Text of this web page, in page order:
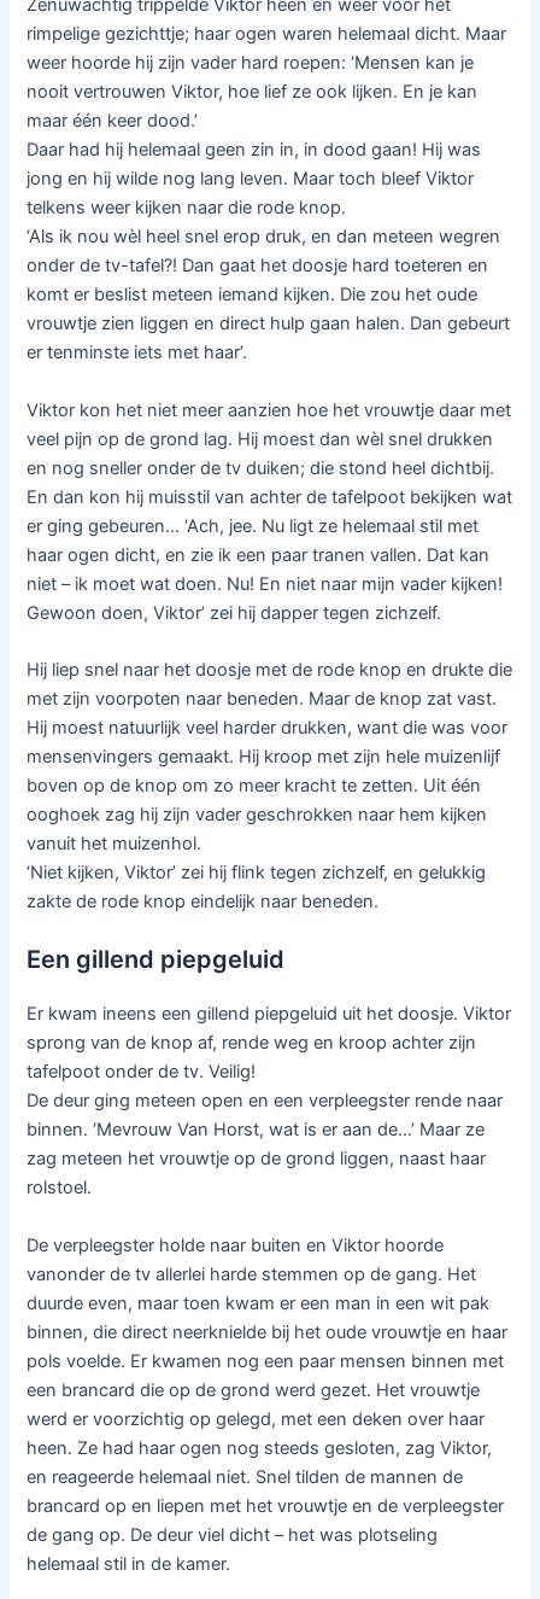
Zenuwachtig trippelde Viktor heen en weer voor het
rimpelige gezichttje; haar ogen waren helemaal dicht. Maar
weer hoorde hij zijn vader hard roepen: ‘Mensen kan je
nooit vertrouwen Viktor, hoe lief ze ook lijken. En je kan
maar één keer dood.’
Daar had hij helemaal geen zin in, in dood gaan! Hij was
jong en hij wilde nog lang leven. Maar toch bleef Viktor
telkens weer kijken naar die rode knop.
‘Als ik nou wèl heel snel erop druk, en dan meteen wegren
onder de tv-tafel?! Dan gaat het doosje hard toeteren en
komt er beslist meteen iemand kijken. Die zou het oude
vrouwtje zien liggen en direct hulp gaan halen. Dan gebeurt
er tenminste iets met haar’.
Viktor kon het niet meer aanzien hoe het vrouwtje daar met
veel pijn op de grond lag. Hij moest dan wèl snel drukken
en nog sneller onder de tv duiken; die stond heel dichtbij.
En dan kon hij muisstil van achter de tafelpoot bekijken wat
er ging gebeuren… ‘Ach, jee. Nu ligt ze helemaal stil met
haar ogen dicht, en zie ik een paar tranen vallen. Dat kan
niet – ik moet wat doen. Nu! En niet naar mijn vader kijken!
Gewoon doen, Viktor’ zei hij dapper tegen zichzelf.
Hij liep snel naar het doosje met de rode knop en drukte die
met zijn voorpoten naar beneden. Maar de knop zat vast.
Hij moest natuurlijk veel harder drukken, want die was voor
mensenvingers gemaakt. Hij kroop met zijn hele muizenlijf
boven op de knop om zo meer kracht te zetten. Uit één
ooghoek zag hij zijn vader geschrokken naar hem kijken
vanuit het muizenhol.
‘Niet kijken, Viktor’ zei hij flink tegen zichzelf, en gelukkig
zakte de rode knop eindelijk naar beneden.
Een gillend piepgeluid
Er kwam ineens een gillend piepgeluid uit het doosje. Viktor
sprong van de knop af, rende weg en kroop achter zijn
tafelpoot onder de tv. Veilig!
De deur ging meteen open en een verpleegster rende naar
binnen. ‘Mevrouw Van Horst, wat is er aan de…’ Maar ze
zag meteen het vrouwtje op de grond liggen, naast haar
rolstoel.
De verpleegster holde naar buiten en Viktor hoorde
vanonder de tv allerlei harde stemmen op de gang. Het
duurde even, maar toen kwam er een man in een wit pak
binnen, die direct neerknielde bij het oude vrouwtje en haar
pols voelde. Er kwamen nog een paar mensen binnen met
een brancard die op de grond werd gezet. Het vrouwtje
werd er voorzichtig op gelegd, met een deken over haar
heen. Ze had haar ogen nog steeds gesloten, zag Viktor,
en reageerde helemaal niet. Snel tilden de mannen de
brancard op en liepen met het vrouwtje en de verpleegster
de gang op. De deur viel dicht – het was plotseling
helemaal stil in de kamer.